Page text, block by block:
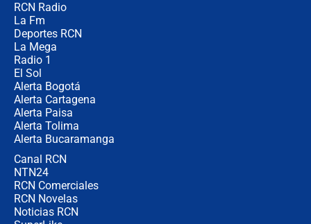
RCN Radio
La Fm
Deportes RCN
La Mega
Radio 1
El Sol
Alerta Bogotá
Alerta Cartagena
Alerta Paisa
Alerta Tolima
Alerta Bucaramanga
Canal RCN
NTN24
RCN Comerciales
RCN Novelas
Noticias RCN